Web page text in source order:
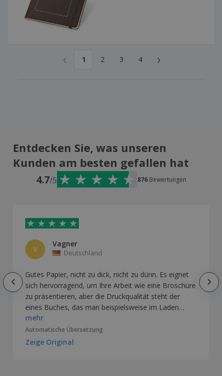
‹ 1 2 3 4 ›
Entdecken Sie, was unseren
Kunden am besten gefallen hat
4.7/5 876 Bewertungen
V
Vagner
Deutschland
Gutes Papier, nicht zu dick, nicht zu dünn. Es eignet
sich hervorragend, um Ihre Arbeit wie eine Broschüre
zu präsentieren, aber die Druckqualität steht der
eines Buches, das man beispielsweise im Laden
kauft, in nichts nach.
mehr
Automatische Übersetzung
Zeige Original